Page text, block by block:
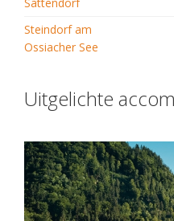
Steindorf am
Ossiacher See
Uitgelichte